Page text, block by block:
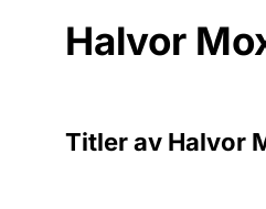
Halvor
Titler av Halvor